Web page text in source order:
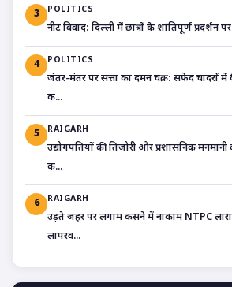
3 POLITICS
​नीट विवाद: दिल्ली में छात्रों के शांतिपूर्ण प्रदर्शन
4 POLITICS
जंतर-मंतर पर सत्ता का दमन चक्र: सफेद चादरों
क...
5 RAIGARH
उद्योगपतियों की तिजोरी और प्रशासनिक
क...
6 RAIGARH
उड़ते जहर पर लगाम कसने में नाकाम NTPC
लापरव...